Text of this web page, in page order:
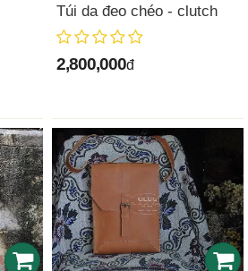
Túi da đeo chéo - clutch
2,800,000đ